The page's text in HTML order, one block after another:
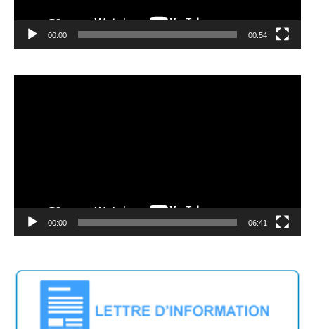
00:00 00:54
00:00 06:41